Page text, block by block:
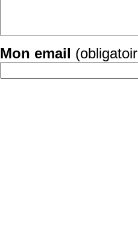
Mon email